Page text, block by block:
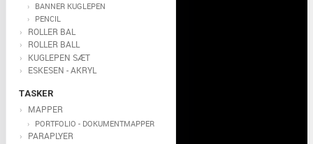
BANNER KUGLEPEN
PENCIL
ROLLER BAL
ROLLER BALL
KUGLEPEN SÆT
ESKESEN - AKRYL
TASKER
MAPPER
PORTFOLIO - DOKUMENTMAPPER
PARAPLYER